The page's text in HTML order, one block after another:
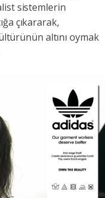
sistemlerin
çıkararak,
altını oymak